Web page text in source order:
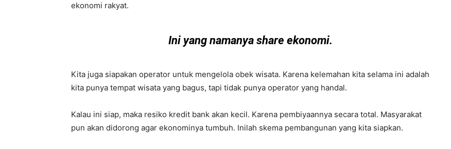
ekonomi rakyat.
Ini yang namanya share ekonomi.
Kita juga siapakan operator untuk mengelola obek wisata. Karena kelemahan kita selama ini adalah
kita punya tempat wisata yang bagus, tapi tidak punya operator yang handal.
Kalau ini siap, maka resiko kredit bank akan kecil. Karena pembiyaannya secara total. Masyarakat
pun akan didorong agar ekonominya tumbuh. Inilah skema pembangunan yang kita siapkan.